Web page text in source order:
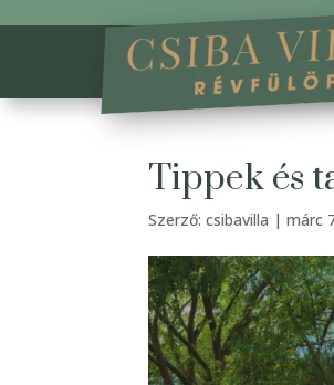
Tippek és
Szerző:csibavilla |márc